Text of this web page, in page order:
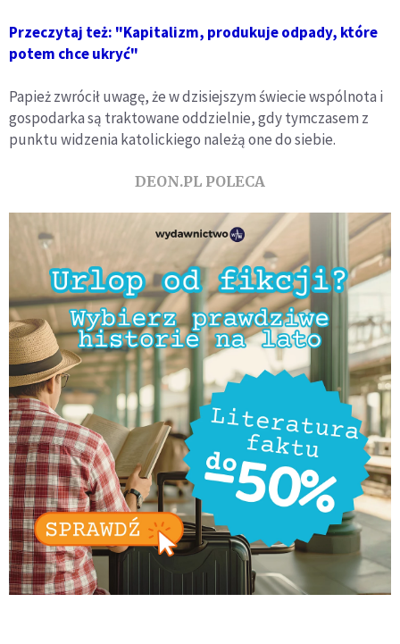
Przeczytaj też: "Kapitalizm, produkuje odpady, które
potem chce ukryć"
Papież zwrócił uwagę, że w dzisiejszym świecie wspólnota i
gospodarka są traktowane oddzielnie, gdy tymczasem z
punktu widzenia katolickiego należą one do siebie.
DEON.PL POLECA